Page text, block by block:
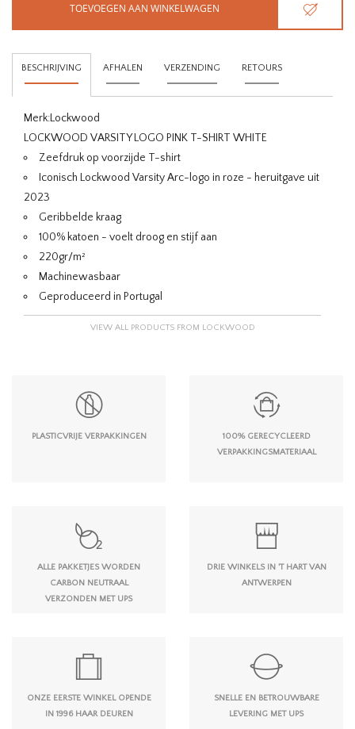
TOEVOEGEN AAN WINKELWAGEN
BESCHRIJVING AFHALEN VERZENDING RETOURS
Merk:Lockwood
LOCKWOOD VARSITY LOGO PINK T-SHIRT WHITE
Zeefdruk op voorzijde T-shirt
Iconisch Lockwood Varsity Arc-logo in roze - heruitgave uit
2023
Geribbelde kraag
100% katoen - voelt droog en stijf aan
220gr/m²
Machinewasbaar
Geproduceerd in Portugal
VIEW ALL PRODUCTS FROM LOCKWOOD
PLASTICVRIJE VERPAKKINGEN
100% GERECYCLEERD
VERPAKKINGSMATERIAAL
ALLE PAKKETJES WORDEN
CARBON NEUTRAAL
VERZONDEN MET UPS
DRIE WINKELS IN 'T HART VAN
ANTWERPEN
ONZE EERSTE WINKEL OPENDE
IN 1996 HAAR DEUREN
SNELLE EN BETROUWBARE
LEVERING MET UPS